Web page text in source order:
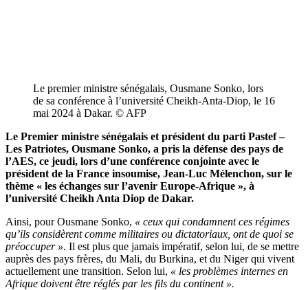
Le premier ministre sénégalais, Ousmane Sonko, lors
de sa conférence à l’université Cheikh-Anta-Diop, le 16
mai 2024 à Dakar. © AFP
Le Premier ministre sénégalais et président du parti Pastef –
Les Patriotes, Ousmane Sonko, a pris la défense des pays de
l’AES, ce jeudi, lors d’une conférence conjointe avec le
président de la France insoumise, Jean-Luc Mélenchon, sur le
thème « les échanges sur l’avenir Europe-Afrique », à
l’université Cheikh Anta Diop de Dakar.
Ainsi, pour Ousmane Sonko, « ceux qui condamnent ces régimes
qu’ils considèrent comme militaires ou dictatoriaux, ont de quoi se
préoccuper ». Il est plus que jamais impératif, selon lui, de se mettre
auprès des pays frères, du Mali, du Burkina, et du Niger qui vivent
actuellement une transition. Selon lui, « les problèmes internes en
Afrique doivent être réglés par les fils du continent ».